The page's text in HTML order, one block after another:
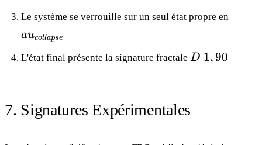
Le système se verrouille sur un seul état propre en
aucollapse
L'état final présente la signature fractale D ~
D 1,90
7. Signatures Expérimentales